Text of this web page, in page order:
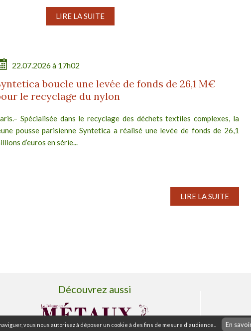
vous nous autorisez à déposer un cookie à des fins de mesure d'audience.. En
LIRE LA SUITE
22.07.2026 à 17h02
boucle une levée de fonds de 26,1 M€
le recyclage du nylon
Spécialisée dans le recyclage des déchets textiles complexes, la
pousse parisienne Syntetica a réalisé une levée de fonds de 26,1
d’euros en série...
LIRE LA SUITE
Découvrez aussi